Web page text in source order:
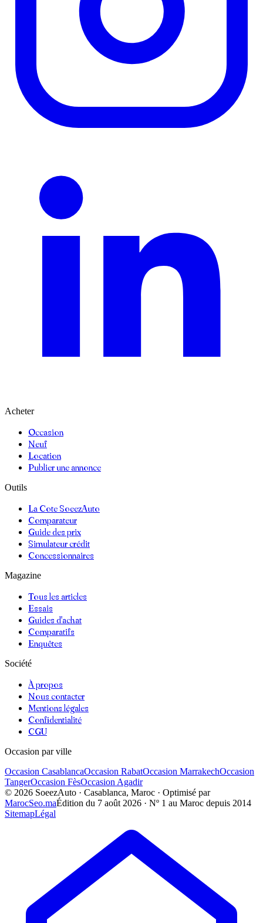
Acheter
Occasion
Neuf
Location
Publier une annonce
Outils
La Cote SoeezAuto
Comparateur
Guide des prix
Simulateur crédit
Concessionnaires
Magazine
Tous les articles
Essais
Guides d'achat
Comparatifs
Enquêtes
Société
À propos
Nous contacter
Mentions légales
Confidentialité
CGU
Occasion par ville
Occasion CasablancaOccasion RabatOccasion MarrakechOccasion
TangerOccasion FèsOccasion Agadir
© 2026 SoeezAuto · Casablanca, Maroc · Optimisé par
MarocSeo.maÉdition du 7 août 2026 · Nº 1 au Maroc depuis 2014
SitemapLégal